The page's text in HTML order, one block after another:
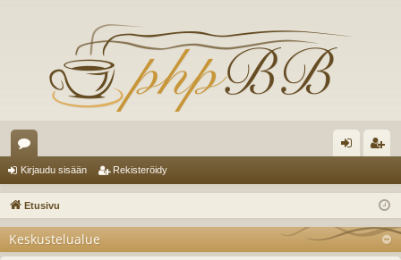
es
ku
el
au
si
ist
öi
Kirjaudu sisään Rekisteröidy
Etusivu
Keskustelualue